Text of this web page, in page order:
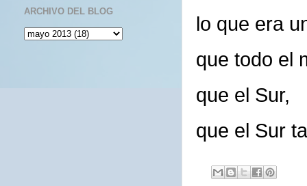
lo que era
que todo el
que el Sur,
que el Sur
ARCHIVO DEL BLOG